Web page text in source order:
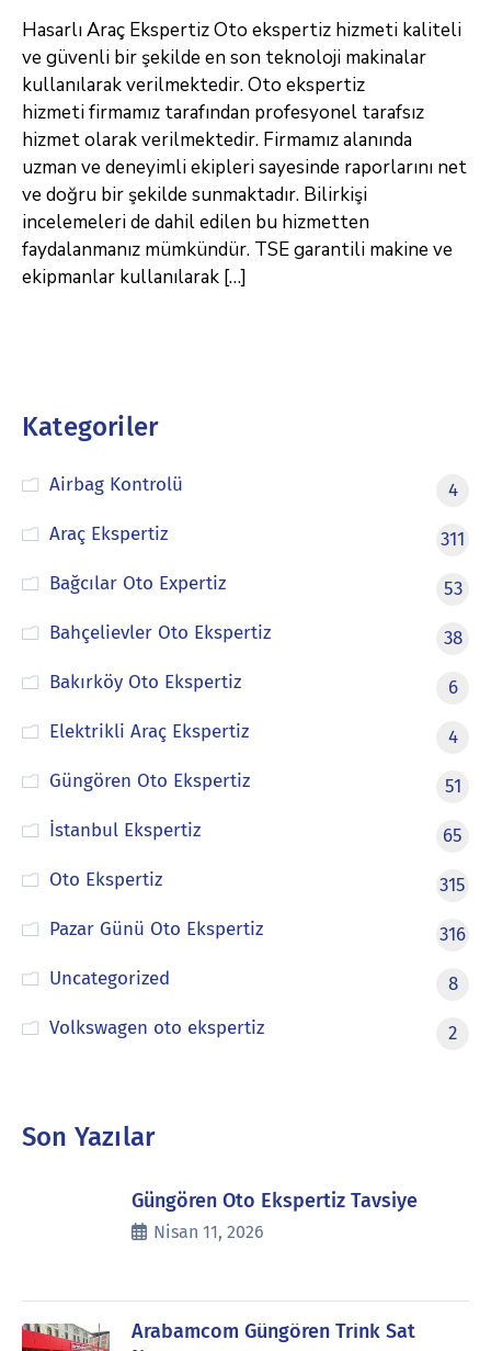
Hasarlı Araç Ekspertiz Oto ekspertiz hizmeti kaliteli
ve güvenli bir şekilde en son teknoloji makinalar
kullanılarak verilmektedir. Oto ekspertiz
hizmeti firmamız tarafından profesyonel tarafsız
hizmet olarak verilmektedir. Firmamız alanında
uzman ve deneyimli ekipleri sayesinde raporlarını net
ve doğru bir şekilde sunmaktadır. Bilirkişi
incelemeleri de dahil edilen bu hizmetten
faydalanmanız mümkündür. TSE garantili makine ve
ekipmanlar kullanılarak […]
Kategoriler
Airbag Kontrolü
4
Araç Ekspertiz
311
Bağcılar Oto Expertiz
53
Bahçelievler Oto Ekspertiz
38
Bakırköy Oto Ekspertiz
6
Elektrikli Araç Ekspertiz
4
Güngören Oto Ekspertiz
51
İstanbul Ekspertiz
65
Oto Ekspertiz
315
Pazar Günü Oto Ekspertiz
316
Uncategorized
8
Volkswagen oto ekspertiz
2
Son Yazılar
Güngören Oto Ekspertiz Tavsiye
Nisan 11, 2026
Arabamcom Güngören Trink Sat